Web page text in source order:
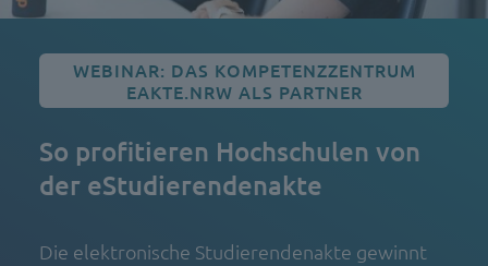
WEBINAR: DAS KOMPETENZZENTRUM
EAKTE.NRW ALS PARTNER
So profitieren Hochschulen von
der eStudierendenakte
Die elektronische Studierendenakte gewinnt